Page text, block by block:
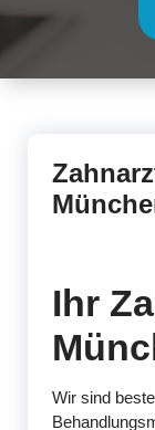
Ihr
Wir sind